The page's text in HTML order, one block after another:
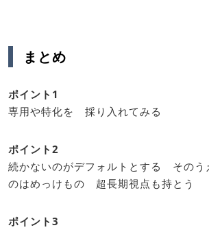
まとめ
ポイント1
専用や特化を 採り入れてみる
ポイント2
続かないのがデフォルトとする そのう
のはめっけもの 超長期視点も持とう
ポイント3